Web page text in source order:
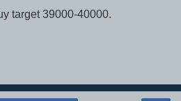
target 39000-40000.